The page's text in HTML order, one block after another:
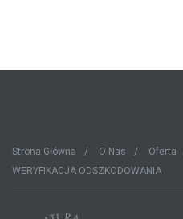
Strona Główna O Nas Oferta
WERYFIKACJA ODSZKODOWANIA